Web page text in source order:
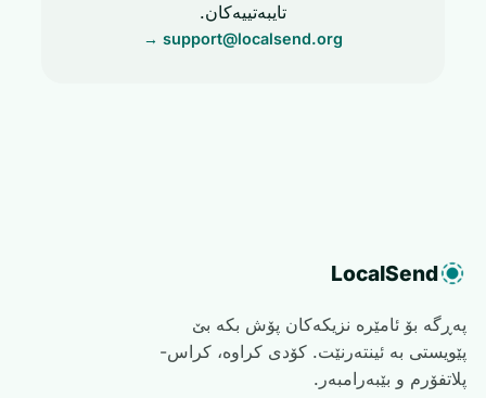
تایبەتییەکان.
support@localsend.org
→
LocalSend
پەڕگە بۆ ئامێرە نزیکەکان پۆش بکە بێ
پێویستی بە ئینتەرنێت. کۆدی کراوە، کراس-
پلاتفۆرم و بێبەرامبەر.